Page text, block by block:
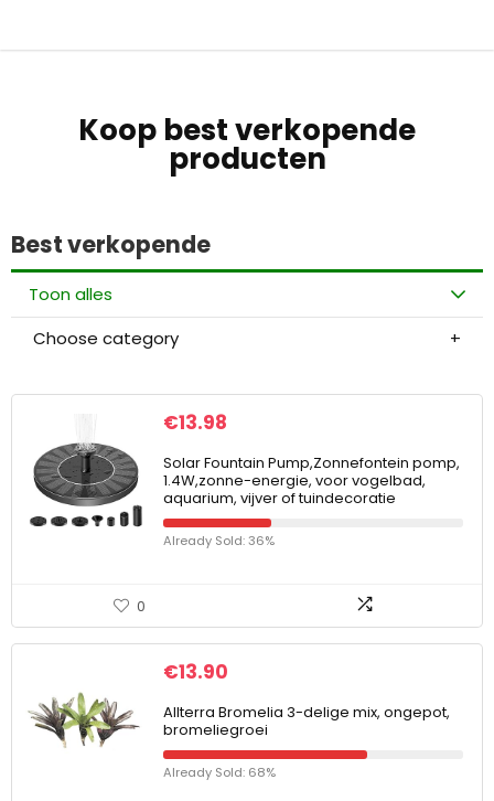
Koop best verkopende
producten
Best verkopende
Toon alles
Choose category
€13.98
Solar Fountain Pump,Zonnefontein pomp,
1.4W,zonne-energie, voor vogelbad,
aquarium, vijver of tuindecoratie
Already Sold: 36%
0
€13.90
Allterra Bromelia 3-delige mix, ongepot,
bromeliegroei
Already Sold: 68%